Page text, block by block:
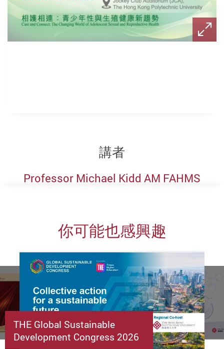
講者
Professor Michael Kidd AM FAHMS
你可能也感興趣
THE Global Sustainable
Development Congress 2026